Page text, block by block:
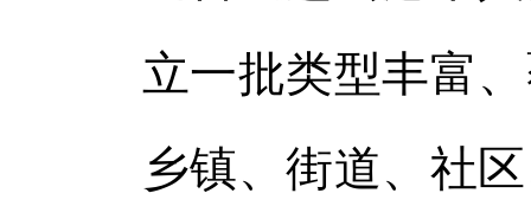
立一批类型丰富
乡镇、街道、社